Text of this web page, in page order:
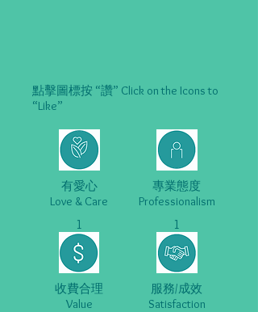
點擊圖標按 “讚” Click on the Icons to
“Like”
有愛心
Love & Care
專業態度
Professionalism
1 1
收費合理
Value
服務/成效
Satisfaction